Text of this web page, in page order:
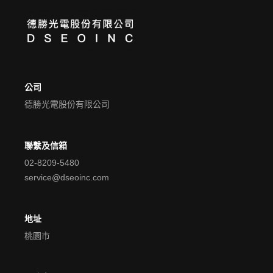
公司
德勝光電股份有限公司
聯繫及信箱
02-8209-5480
service@dseoinc.com
地址
桃園市